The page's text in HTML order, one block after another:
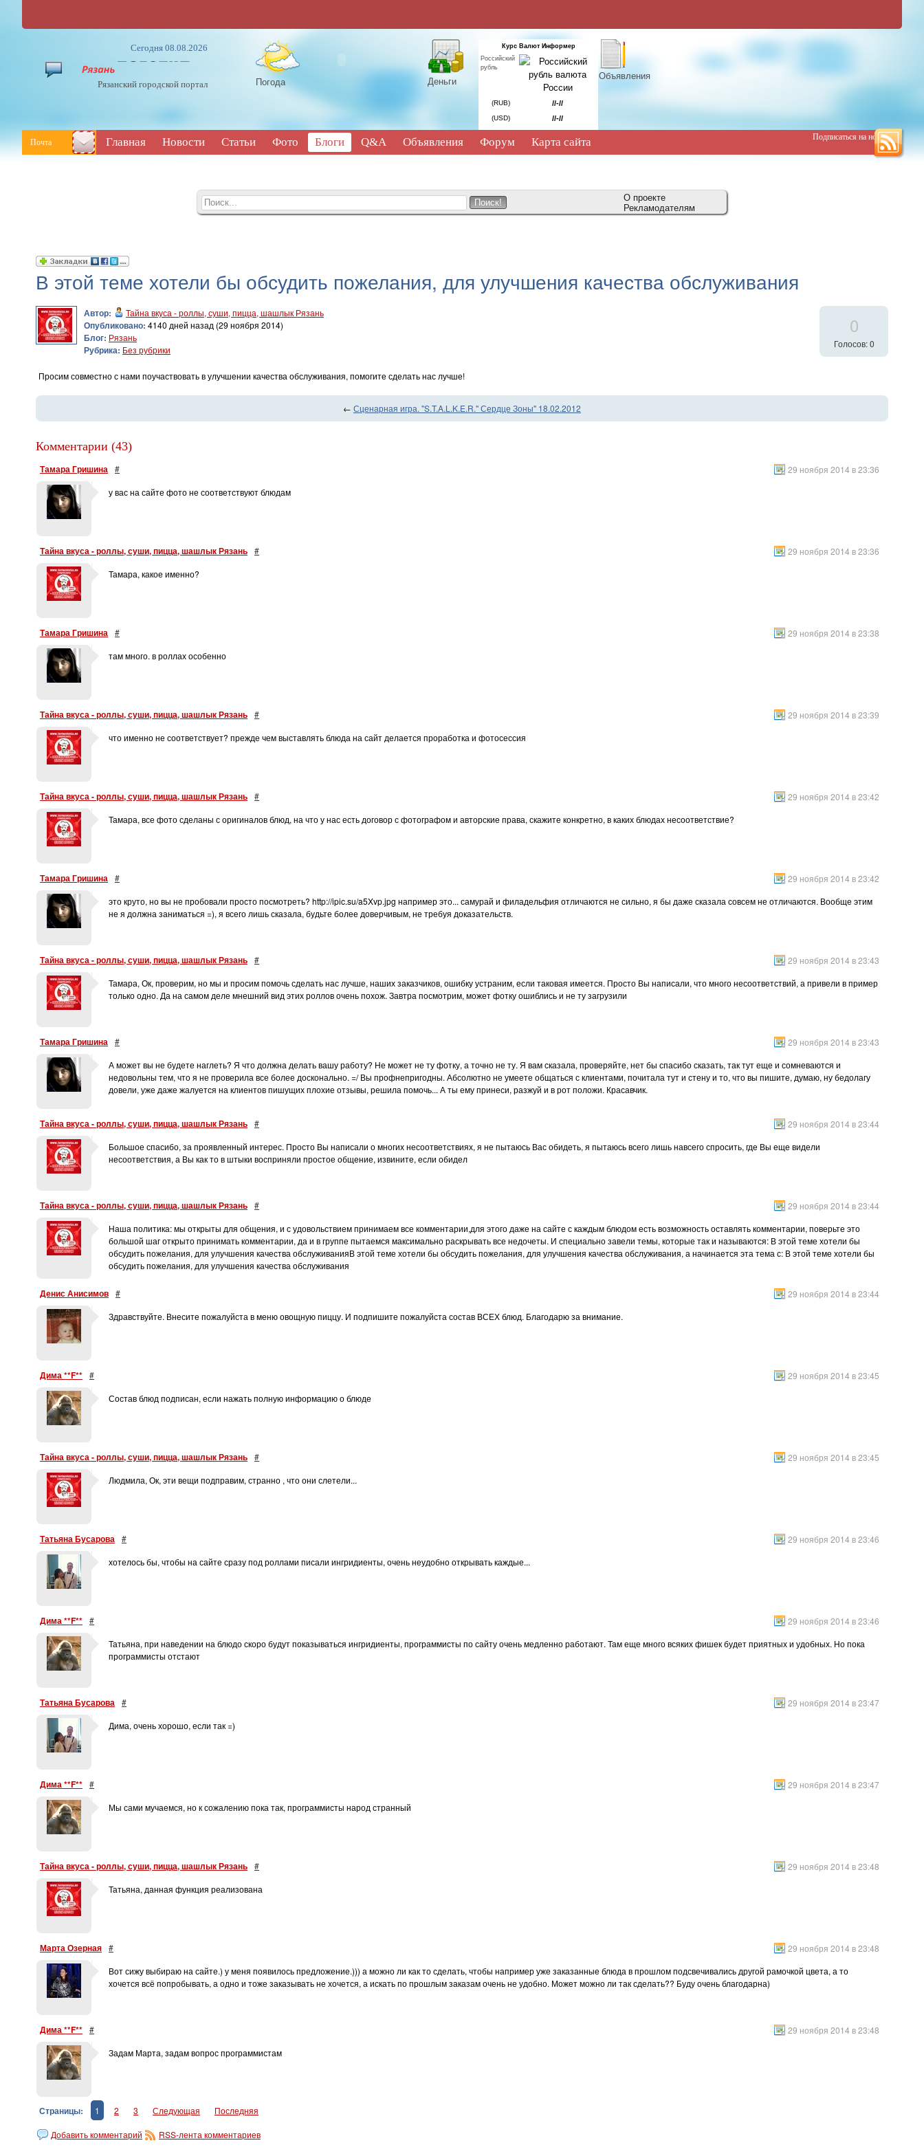
Сегодня 08.08.2026
Рязанский городской портал Погода Деньги
Курс Валют Информер
Российский
рубль
(RUB) //-//
(USD) //-//
Объявления
Почта Главная Новости Статьи Фото Блоги Q&A Объявления Форум Карта сайта Подписаться на новости
О проекте
Рекламодателям
В этой теме хотели бы обсудить пожелания, для улучшения качества обслуживания
Автор: Тайна вкуса - роллы, суши, пицца, шашлык Рязань
Опубликовано: 4140 дней назад (29 ноября 2014)
Блог: Рязань
Рубрика: Без рубрики
0
Голосов: 0
Просим совместно с нами поучаствовать в улучшении качества обслуживания, помогите сделать нас лучше!
← Сценарная игра. "S.T.A.L.K.E.R." Сердце Зоны" 18.02.2012
Комментарии (43)
Тамара Гришина #
29 ноября 2014 в 23:36
у вас на сайте фото не соответствуют блюдам
Тайна вкуса - роллы, суши, пицца, шашлык Рязань #
29 ноября 2014 в 23:36
Тамара, какое именно?
Тамара Гришина #
29 ноября 2014 в 23:38
там много. в роллах особенно
Тайна вкуса - роллы, суши, пицца, шашлык Рязань #
29 ноября 2014 в 23:39
что именно не соответствует? прежде чем выставлять блюда на сайт делается проработка и фотосессия
Тайна вкуса - роллы, суши, пицца, шашлык Рязань #
29 ноября 2014 в 23:42
Тамара, все фото сделаны с оригиналов блюд, на что у нас есть договор с фотографом и авторские права, скажите конкретно, в каких блюдах несоответствие?
Тамара Гришина #
29 ноября 2014 в 23:42
это круто, но вы не пробовали просто посмотреть? http://ipic.su/a5Xvp.jpg например это... самурай и филадельфия отличаются не сильно, я бы даже сказала совсем не отличаются. Вообще этим
не я должна заниматься =), я всего лишь сказала, будьте более доверчивым, не требуя доказательств.
Тайна вкуса - роллы, суши, пицца, шашлык Рязань #
29 ноября 2014 в 23:43
Тамара, Ок, проверим, но мы и просим помочь сделать нас лучше, наших заказчиков, ошибку устраним, если таковая имеется. Просто Вы написали, что много несоответствий, а привели в пример
только одно. Да на самом деле мнешний вид этих роллов очень похож. Завтра посмотрим, может фотку ошиблись и не ту загрузили
Тамара Гришина #
29 ноября 2014 в 23:43
А может вы не будете наглеть? Я что должна делать вашу работу? Не может не ту фотку, а точно не ту. Я вам сказала, проверяйте, нет бы спасибо сказать, так тут еще и сомневаются и
недовольны тем, что я не проверила все более досконально. =/ Вы профнепригодны. Абсолютно не умеете общаться с клиентами, почитала тут и стену и то, что вы пишите, думаю, ну бедолагу
довели, уже даже жалуется на клиентов пишущих плохие отзывы, решила помочь... А ты ему принеси, разжуй и в рот положи. Красавчик.
Тайна вкуса - роллы, суши, пицца, шашлык Рязань #
29 ноября 2014 в 23:44
Большое спасибо, за проявленный интерес. Просто Вы написали о многих несоответствиях, я не пытаюсь Вас обидеть, я пытаюсь всего лишь навсего спросить, где Вы еще видели
несоответствия, а Вы как то в штыки восприняли простое общение, извините, если обидел
Тайна вкуса - роллы, суши, пицца, шашлык Рязань #
29 ноября 2014 в 23:44
Наша политика: мы открыты для общения, и с удовольствием принимаем все комментарии,для этого даже на сайте с каждым блюдом есть возможность оставлять комментарии, поверьте это
большой шаг открыто принимать комментарии, да и в группе пытаемся максимально раскрывать все недочеты. И специально завели темы, которые так и называются: В этой теме хотели бы
обсудить пожелания, для улучшения качества обслуживанияВ этой теме хотели бы обсудить пожелания, для улучшения качества обслуживания, а начинается эта тема с: В этой теме хотели бы
обсудить пожелания, для улучшения качества обслуживания
Денис Анисимов #
29 ноября 2014 в 23:44
Здравствуйте. Внесите пожалуйста в меню овощную пиццу. И подпишите пожалуйста состав ВСЕХ блюд. Благодарю за внимание.
Дима **F** #
29 ноября 2014 в 23:45
Состав блюд подписан, если нажать полную информацию о блюде
Тайна вкуса - роллы, суши, пицца, шашлык Рязань #
29 ноября 2014 в 23:45
Людмила, Ок, эти вещи подправим, странно , что они слетели...
Татьяна Бусарова #
29 ноября 2014 в 23:46
хотелось бы, чтобы на сайте сразу под роллами писали ингридиенты, очень неудобно открывать каждые...
Дима **F** #
29 ноября 2014 в 23:46
Татьяна, при наведении на блюдо скоро будут показываться ингридиенты, программисты по сайту очень медленно работают. Там еще много всяких фишек будет приятных и удобных. Но пока
программисты отстают
Татьяна Бусарова #
29 ноября 2014 в 23:47
Дима, очень хорошо, если так =)
Дима **F** #
29 ноября 2014 в 23:47
Мы сами мучаемся, но к сожалению пока так, программисты народ странный
Тайна вкуса - роллы, суши, пицца, шашлык Рязань #
29 ноября 2014 в 23:48
Татьяна, данная функция реализована
Марта Озерная #
29 ноября 2014 в 23:48
Вот сижу выбираю на сайте.) у меня появилось предложение.))) а можно ли как то сделать, чтобы например уже заказанные блюда в прошлом подсвечивались другой рамочкой цвета, а то
хочется всё попробывать, а одно и тоже заказывать не хочется, а искать по прошлым заказам очень не удобно. Может можно ли так сделать?? Буду очень благодарна)
Дима **F** #
29 ноября 2014 в 23:48
Задам Марта, задам вопрос программистам
Страницы: 1 2 3 Следующая Последняя
Добавить комментарий RSS-лента комментариев